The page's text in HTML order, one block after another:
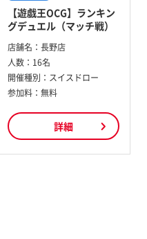
【遊戯王OCG】ランキン
グデュエル（マッチ戦）
店舗名： 長野店
人数： 16名
開催種別： スイスドロー
参加料： 無料
詳細